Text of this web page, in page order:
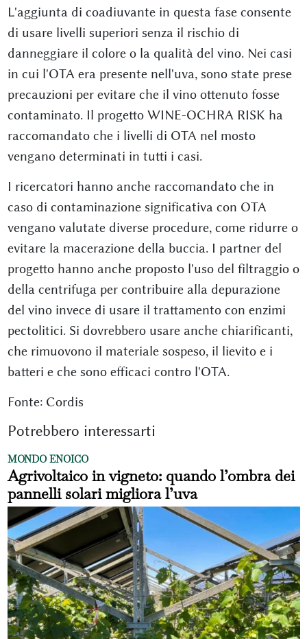
L'aggiunta di coadiuvante in questa fase consente
di usare livelli superiori senza il rischio di
danneggiare il colore o la qualità del vino. Nei casi
in cui l'OTA era presente nell'uva, sono state prese
precauzioni per evitare che il vino ottenuto fosse
contaminato. Il progetto WINE-OCHRA RISK ha
raccomandato che i livelli di OTA nel mosto
vengano determinati in tutti i casi.
I ricercatori hanno anche raccomandato che in
caso di contaminazione significativa con OTA
vengano valutate diverse procedure, come ridurre o
evitare la macerazione della buccia. I partner del
progetto hanno anche proposto l'uso del filtraggio o
della centrifuga per contribuire alla depurazione
del vino invece di usare il trattamento con enzimi
pectolitici. Si dovrebbero usare anche chiarificanti,
che rimuovono il materiale sospeso, il lievito e i
batteri e che sono efficaci contro l'OTA.
Fonte: Cordis
Potrebbero interessarti
MONDO ENOICO
Agrivoltaico in vigneto: quando l’ombra dei
pannelli solari migliora l’uva